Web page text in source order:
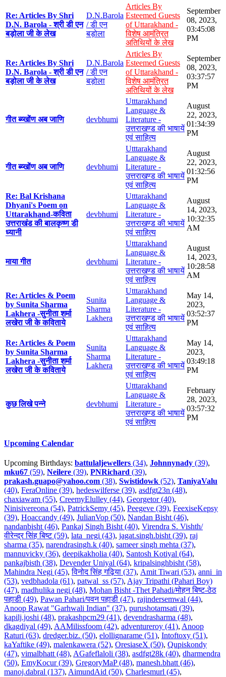
Re: Articles By Shri
D.N. Barola - श्री डी एन
बड़ोला जी के लेख
D.N.Barola
/ डी एन
बड़ोला
Articles By
Esteemed Guests
of Uttarakhand -
विशेष आमंत्रित
अतिथियों के लेख
September
08, 2023,
03:45:08
PM
Re: Articles By Shri
D.N. Barola - श्री डी एन
बड़ोला जी के लेख
D.N.Barola
/ डी एन
बड़ोला
Articles By
Esteemed Guests
of Uttarakhand -
विशेष आमंत्रित
अतिथियों के लेख
September
08, 2023,
03:37:57
PM
गीत ब्य्खोंण अब जाणि devbhumi
Utttarakhand
Language &
Literature -
उत्तराखण्ड की भाषायें
एवं साहित्य
August
22, 2023,
01:34:39
PM
गीत ब्य्खोंण अब जाणि devbhumi
Utttarakhand
Language &
Literature -
उत्तराखण्ड की भाषायें
एवं साहित्य
August
22, 2023,
01:32:56
PM
Re: Bal Krishana
Dhyani's Poem on
Uttarakhand-कविता
उत्तराखंड की बालकृष्ण डी
ध्यानी
devbhumi
Utttarakhand
Language &
Literature -
उत्तराखण्ड की भाषायें
एवं साहित्य
August
14, 2023,
10:32:35
AM
माया गीत devbhumi
Utttarakhand
Language &
Literature -
उत्तराखण्ड की भाषायें
एवं साहित्य
August
14, 2023,
10:28:58
AM
Re: Articles & Poem
by Sunita Sharma
Lakhera -सुनीता शर्मा
लखेरा जी के कविताये
Sunita
Sharma
Lakhera
Utttarakhand
Language &
Literature -
उत्तराखण्ड की भाषायें
एवं साहित्य
May 14,
2023,
03:52:37
PM
Re: Articles & Poem
by Sunita Sharma
Lakhera -सुनीता शर्मा
लखेरा जी के कविताये
Sunita
Sharma
Lakhera
Utttarakhand
Language &
Literature -
उत्तराखण्ड की भाषायें
एवं साहित्य
May 14,
2023,
03:49:18
PM
कुछ लिखे पन्ने devbhumi
Utttarakhand
Language &
Literature -
उत्तराखण्ड की भाषायें
एवं साहित्य
February
28, 2023,
03:57:32
PM
Upcoming Calendar
Upcoming Birthdays: battulaljewellers (34), Johnnynady (39),
mku67 (59), Neilere (39), PNRichard (39),
prakash.guapo@yahoo.com (38), Swistidowk (52), TaniyaValu
(40), FeraOnline (39), hedeswilferse (39), asdfgt23n (48),
chaxiawam (55), CreemyElulley (44), Georgetor (40),
Ninisivereona (54), PatrickSemy (45), Peegeve (39), FeexiseKepsy
(39), Hoaccandy (49), JulianVop (50), Nandan Bisht (46),
nandanbisht (46), Pankaj Singh Bisht (40), Virendra S. Vishth/
वीरेन्द्र सिंह बिष्ट (59), lata_negi (43), jagat.singh.bisht (39), raj
sharma (35), narendrasingh.k (40), sameer singh mehta (37),
mannuvicky (36), deepikakholia (40), Santosh Kotiyal (64),
pankajbisth (38), Devender Uniyal (64), kripalsinghbisht (58),
Mahindra Negi (45),विनोद सिंह गढ़िया (37), Amit Tiwari (53), anni_in
(53), vedbhadola (61), patwal_ss (57), Ajay Tripathi (Pahari Boy)
(47), madhulika negi (48), Mohan Bisht -Thet Pahadi/मोहन बिष्ट-ठेठ
पहाडी (49), Pawan Pahari/पवन पहाडी (47), rajindersemwal (44),
Anoop Rawat "Garhwali Indian" (37), purushotamsati (39),
kapilj.joshi (48), prakashpcm29 (41), devendrasharma (48),
dkagdiyal (49), AAMilissfoom (42), adventureroy (41), Anoop
Raturi (63), dredger.biz. (50), elollignarame (51), Intoftoxy (51),
kaYaftike (49), malenkawera (52), OresiaseX (50), Qupiskondy
(47), vimalbhatt (48), AGafeflaloli (38), asdfgt28k (40), dharmendra
(50), EmyKocur (39), GregoryMaP (48), manesh.bhatt (46),
manoj.dabral (137), AimundAid (50), Charlesmurl (45),